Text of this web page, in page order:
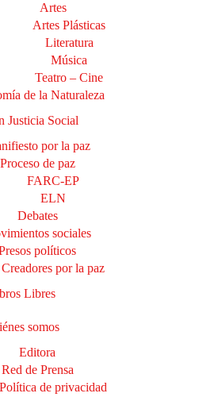
Artes
Artes Plásticas
Literatura
Música
Teatro – Cine
de la Naturaleza
Justicia Social
por la paz
Proceso de paz
FARC-EP
ELN
Debates
sociales
políticos
por la paz
Libres
somos
Editora
Red de Prensa
Política de privacidad